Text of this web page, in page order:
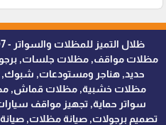
مظلات مواقف, مظلات جلسات,
حديد, هناجر ومستودعات,
مظلات خشبية, مظلات قماش,
سواتر حماية, تجهيز مواقف
تصميم برجولات, صيانة مظلات,